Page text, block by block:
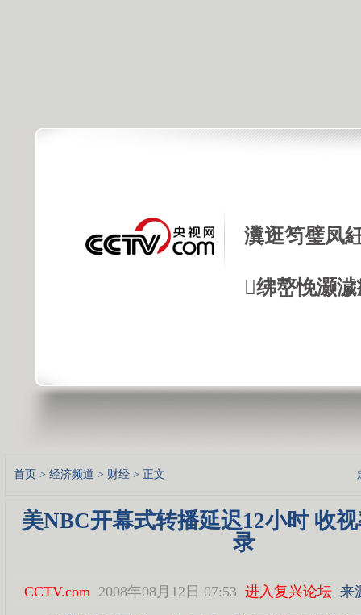
瀵逛笉璧凤
绋嶅悗灏
首页 > 经济频道 > 财经 > 正文
美NBC开幕式转播延迟12小时 收
录
CCTV.com 2008年08月12日 07:53 进入复兴论坛来